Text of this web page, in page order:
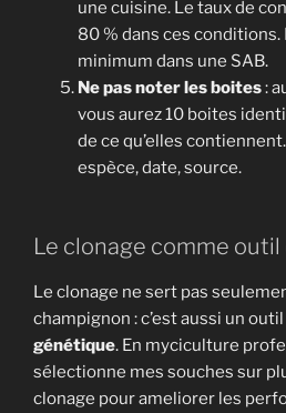
une cuisine. Le taux de
80 % dans ces conditions.
minimum dans une SAB.
Ne pas noter les boites:
vous aurez 10 boites
de ce qu’elles
espèce, date, source.
Le clonage comme
Le clonage ne sert pas
champignon : c’est aussi un outil
génétique. En myciculture
sélectionne mes souches sur
clonage pour ameliorer les